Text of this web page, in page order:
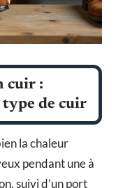
cuir :
de cuir
la chaleur
pendant une à
suivi d’un port